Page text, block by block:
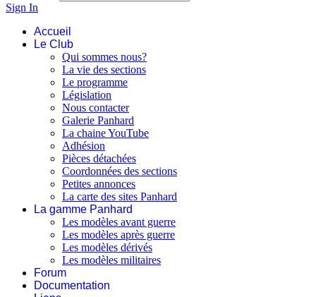
Sign In
Accueil
Le Club
Qui sommes nous?
La vie des sections
Le programme
Législation
Nous contacter
Galerie Panhard
La chaine YouTube
Adhésion
Pièces détachées
Coordonnées des sections
Petites annonces
La carte des sites Panhard
La gamme Panhard
Les modèles avant guerre
Les modèles après guerre
Les modèles dérivés
Les modèles militaires
Forum
Documentation